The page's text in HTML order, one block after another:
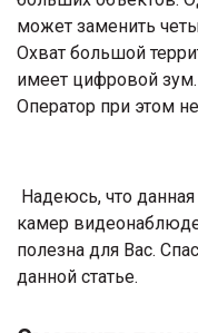
может заменить
Охват большой
имеет цифровой
Оператор при этом
Надеюсь, что
камер
полезна для Вас.
данной статье.